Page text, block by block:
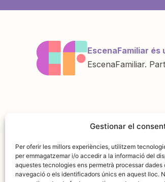
Gestionar el
Per oferir les millors experiències, utilitzem
per emmagatzemar i/o accedir a la informació del
aquestes tecnologies ens permetrà processar
navegació o els identificadors únics en aquest lloc.
EscenaFamiliar
EscenaFamiliar.